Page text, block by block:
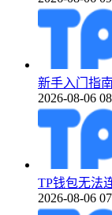
新手入门指
2026-08-06
TP钱包无法
2026-08-06